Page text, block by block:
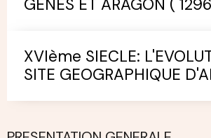
GENES ET ARAGON (
XVIème SIECLE:
SITE GEOGRAPHIQUE